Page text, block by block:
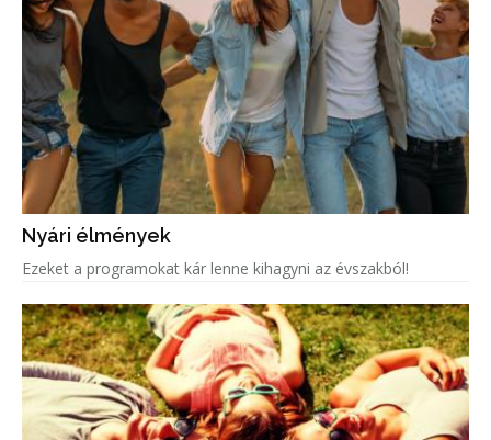
Nyári élmények
Ezeket a programokat kár lenne kihagyni az évszakból!